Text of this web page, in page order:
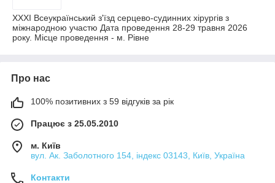
ХХХІ Всеукраїнський з'їзд серцево-судинних хірургів з
міжнародною участю Дата проведення 28-29 травня 2026
року. Місце проведення - м. Рівне
Про нас
100% позитивних з 59 відгуків за рік
Працює з 25.05.2010
м. Київ
вул. Ак. Заболотного 154, індекс 03143, Київ, Україна
Контакти